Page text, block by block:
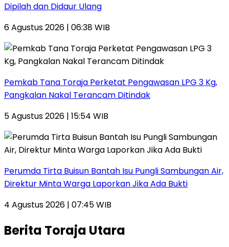
Dipilah dan Didaur Ulang
6 Agustus 2026 | 06:38 WIB
Pemkab Tana Toraja Perketat Pengawasan LPG 3 Kg,
Pangkalan Nakal Terancam Ditindak
5 Agustus 2026 | 15:54 WIB
Perumda Tirta Buisun Bantah Isu Pungli Sambungan Air,
Direktur Minta Warga Laporkan Jika Ada Bukti
4 Agustus 2026 | 07:45 WIB
Berita Toraja Utara